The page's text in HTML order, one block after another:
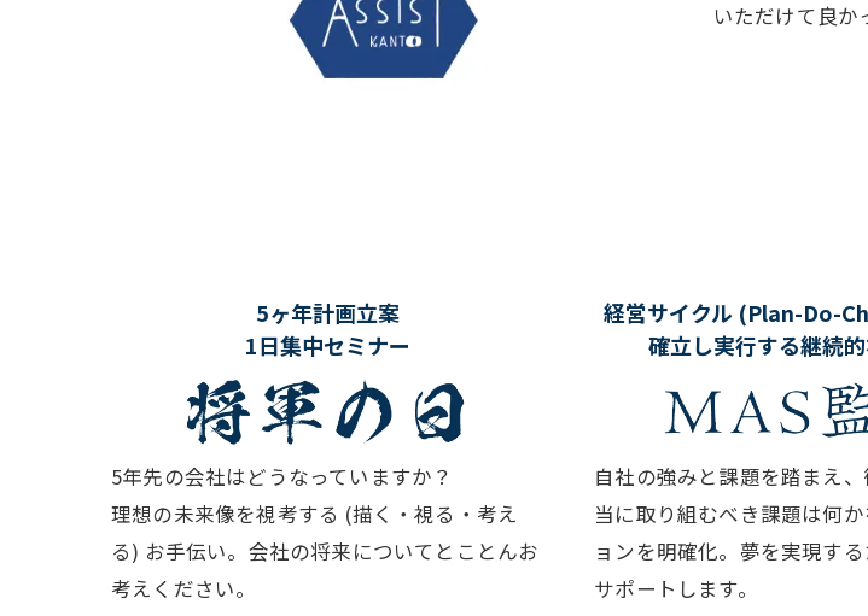
いただけて良か
5ヶ年計画立案
1日集中セミナー
5年先の会社はどうなっていますか？
理想の未来像を視考する (描く・視る・考え
る) お手伝い。会社の将来についてとことんお
考えください。
経営サイクル (Plan-Do-
確立し実行する継続
自社の強みと課題を踏まえ
当に取り組むべき課題は何
ョンを明確化。夢を実現す
サポートします。